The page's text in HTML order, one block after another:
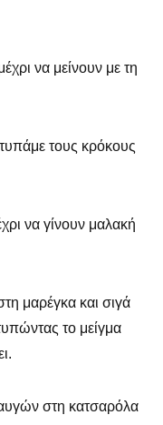
να μείνουν με τη
τους κρόκους
να γίνουν μαλακή
μαρέγκα και σιγά
το μείγμα
στη κατσαρόλα